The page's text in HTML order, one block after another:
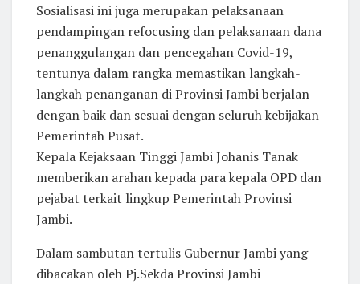
Sosialisasi ini juga merupakan pelaksanaan
pendampingan refocusing dan pelaksanaan dana
penanggulangan dan pencegahan Covid-19,
tentunya dalam rangka memastikan langkah-
langkah penanganan di Provinsi Jambi berjalan
dengan baik dan sesuai dengan seluruh kebijakan
Pemerintah Pusat.
Kepala Kejaksaan Tinggi Jambi Johanis Tanak
memberikan arahan kepada para kepala OPD dan
pejabat terkait lingkup Pemerintah Provinsi
Jambi.
Dalam sambutan tertulis Gubernur Jambi yang
dibacakan oleh Pj.Sekda Provinsi Jambi